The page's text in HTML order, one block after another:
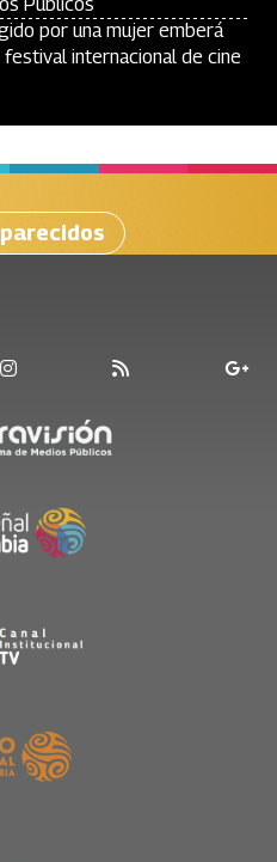
por una mujer emberá
internacional de cine